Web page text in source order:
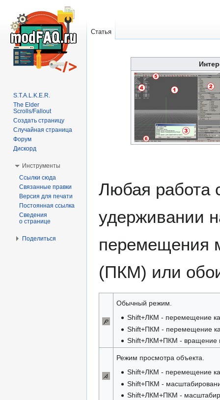
Любая работа
удерживании
перемещения
(ПКМ) или
Обычный режим.
Shift+ЛКМ - перемещение
Shift+ПКМ - перемещение
Shift+ЛКМ+ПКМ - вращение
Режим просмотра объекта.
Shift+ЛКМ - перемещение
Shift+ПКМ -
Shift+ЛКМ+ПКМ -
Статья
S.T.A.L.K.E.R.
The Elder
Scrolls/Fallout
Создать страницу
Случайная страница
Форум
Дискорд
Инструменты
Ссылки сюда
Связанные правки
Версия для печати
Постоянная ссылка
Сведения
о странице
Поделиться